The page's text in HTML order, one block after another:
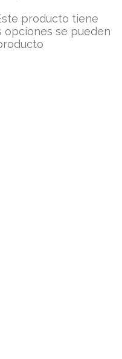
producto tiene
opciones se pueden